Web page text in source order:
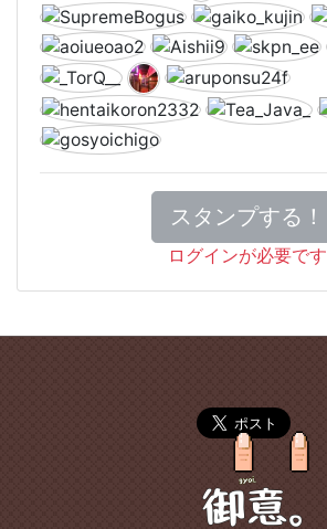
スタンプする！
ログインが必要です